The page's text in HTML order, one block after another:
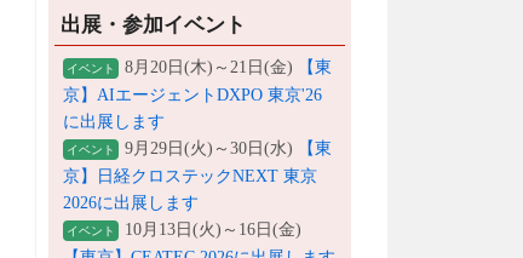
出展・参加イベント
イベント 8月20日(木)～21日(金)
【東
京】AIエージェントDXPO 東京'26
に出展します
イベント 9月29日(火)～30日(水)
【東
京】日経クロステックNEXT 東京
2026に出展します
イベント
10月13日(火)～16日(金)